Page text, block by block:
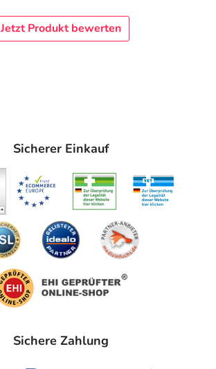
Jetzt Produkt bewerten
Sicherer Einkauf
Sichere Zahlung